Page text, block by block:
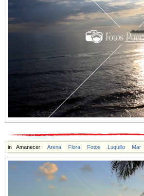
in Amanecer Arena Flora Fotos Luquillo Mar